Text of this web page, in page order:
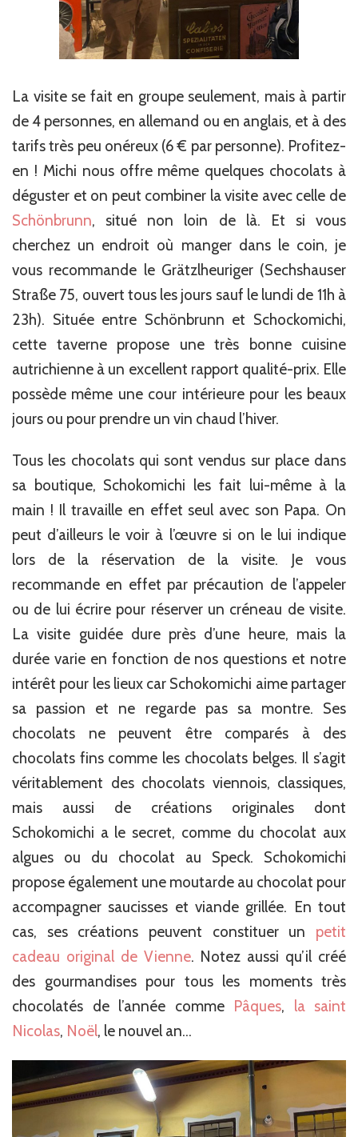
La visite se fait en groupe seulement, mais à partir
de 4 personnes, en allemand ou en anglais, et à des
tarifs très peu onéreux (6 € par personne). Profitez-
en ! Michi nous offre même quelques chocolats à
déguster et on peut combiner la visite avec celle de
Schönbrunn, situé non loin de là. Et si vous
cherchez un endroit où manger dans le coin, je
vous recommande le Grätzlheuriger (Sechshauser
Straße 75, ouvert tous les jours sauf le lundi de 11h à
23h). Située entre Schönbrunn et Schockomichi,
cette taverne propose une très bonne cuisine
autrichienne à un excellent rapport qualité-prix. Elle
possède même une cour intérieure pour les beaux
jours ou pour prendre un vin chaud l’hiver.
Tous les chocolats qui sont vendus sur place dans
sa boutique, Schokomichi les fait lui-même à la
main ! Il travaille en effet seul avec son Papa. On
peut d’ailleurs le voir à l’œuvre si on le lui indique
lors de la réservation de la visite. Je vous
recommande en effet par précaution de l’appeler
ou de lui écrire pour réserver un créneau de visite.
La visite guidée dure près d’une heure, mais la
durée varie en fonction de nos questions et notre
intérêt pour les lieux car Schokomichi aime partager
sa passion et ne regarde pas sa montre. Ses
chocolats ne peuvent être comparés à des
chocolats fins comme les chocolats belges. Il s’agit
véritablement des chocolats viennois, classiques,
mais aussi de créations originales dont
Schokomichi a le secret, comme du chocolat aux
algues ou du chocolat au Speck. Schokomichi
propose également une moutarde au chocolat pour
accompagner saucisses et viande grillée. En tout
cas, ses créations peuvent constituer un petit
cadeau original de Vienne. Notez aussi qu’il créé
des gourmandises pour tous les moments très
chocolatés de l’année comme Pâques, la saint
Nicolas, Noël, le nouvel an…